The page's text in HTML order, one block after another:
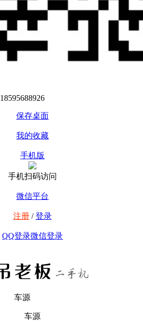
18595688926
保存桌面
我的收藏
手机版
手机扫码访问
微信平台
注册 /登录
QQ登录微信登录
车源
车源